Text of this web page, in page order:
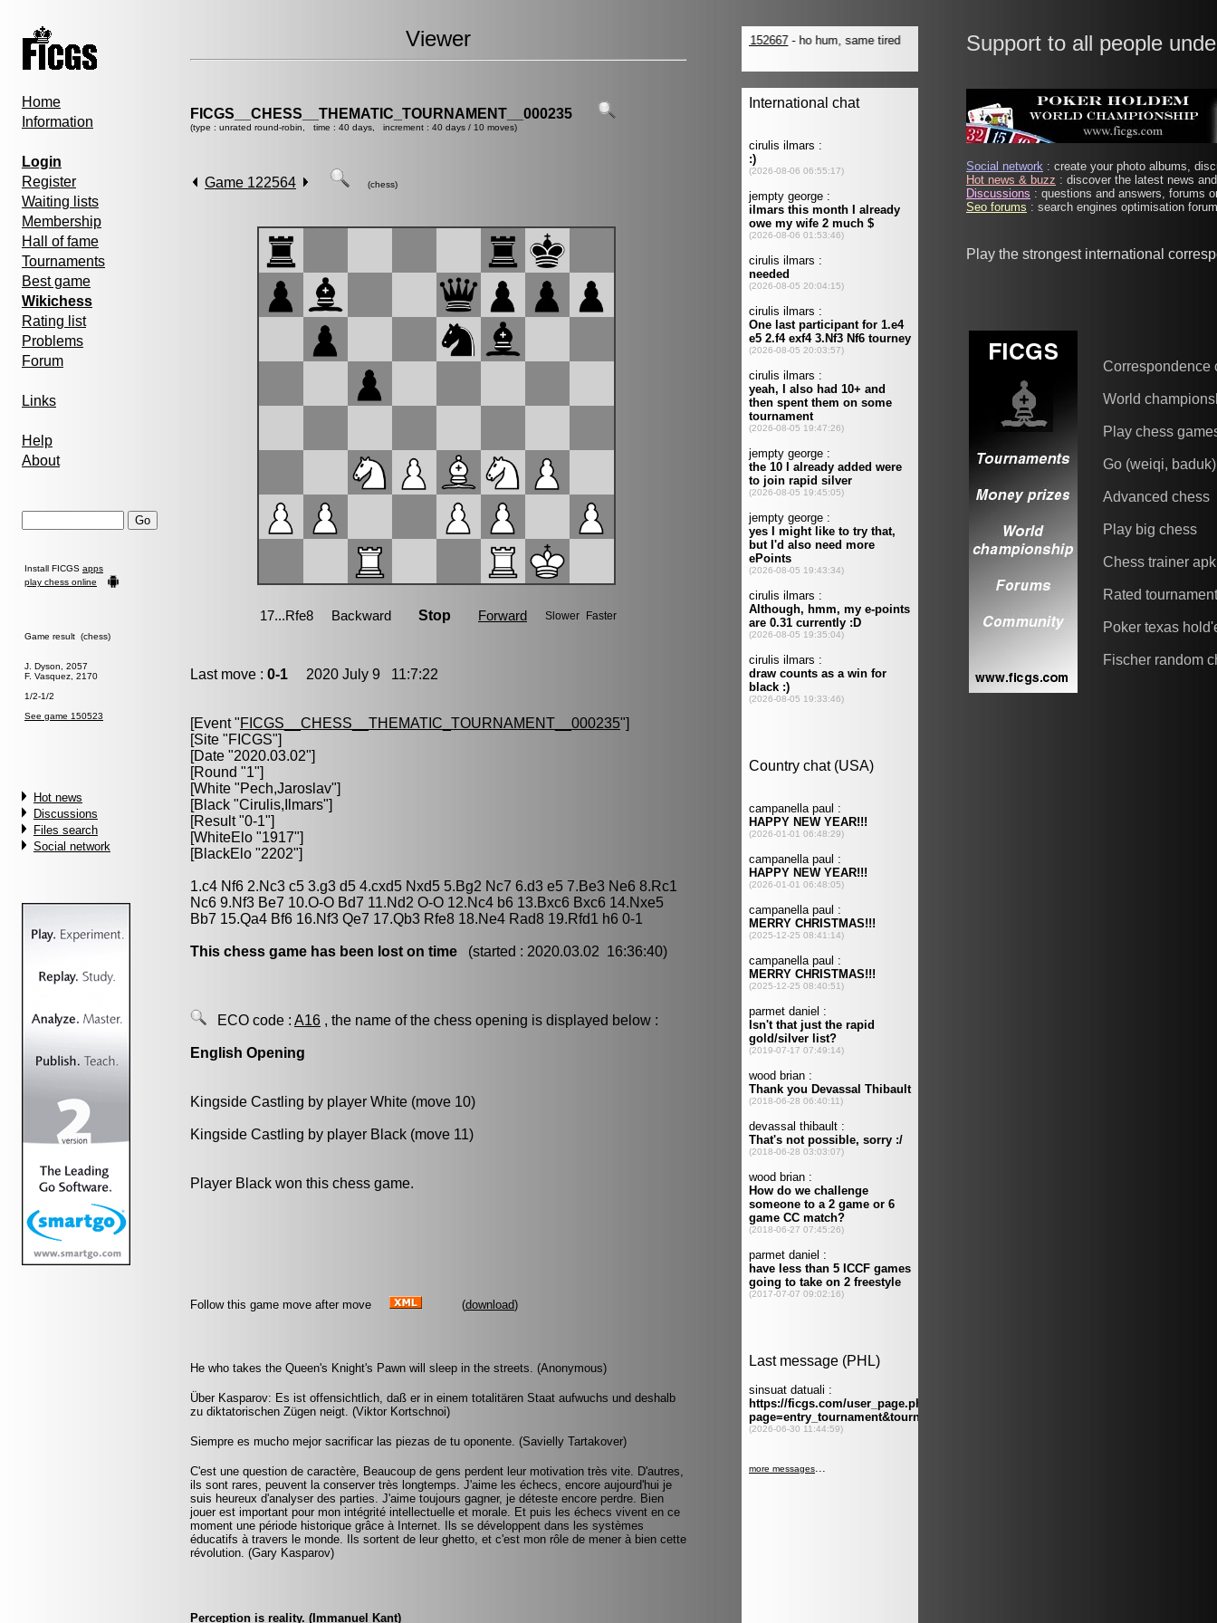
Home
Information
Login
Register
Waiting lists
Membership
Hall of fame
Tournaments
Best game
Wikichess
Rating list
Problems
Forum
Links
Help
About
Install FICGS apps
play chess online
Game result (chess)
J. Dyson, 2057
F. Vasquez, 2170
1/2-1/2
See game 150523
Hot news
Discussions
Files search
Social network
Viewer
FICGS__CHESS__THEMATIC_TOURNAMENT__000235
(type : unrated round-robin, time : 40 days, increment : 40 days / 10 moves)
Game 122564 (chess)
Last move : 0-1 2020 July 9 11:7:22
[Event "FICGS__CHESS__THEMATIC_TOURNAMENT__000235"]
[Site "FICGS"]
[Date "2020.03.02"]
[Round "1"]
[White "Pech,Jaroslav"]
[Black "Cirulis,Ilmars"]
[Result "0-1"]
[WhiteElo "1917"]
[BlackElo "2202"]
1.c4 Nf6 2.Nc3 c5 3.g3 d5 4.cxd5 Nxd5 5.Bg2 Nc7 6.d3 e5 7.Be3 Ne6 8.Rc1
Nc6 9.Nf3 Be7 10.O-O Bd7 11.Nd2 O-O 12.Nc4 b6 13.Bxc6 Bxc6 14.Nxe5
Bb7 15.Qa4 Bf6 16.Nf3 Qe7 17.Qb3 Rfe8 18.Ne4 Rad8 19.Rfd1 h6 0-1
This chess game has been lost on time (started : 2020.03.02 16:36:40)
ECO code : A16 , the name of the chess opening is displayed below :
English Opening
Kingside Castling by player White (move 10)
Kingside Castling by player Black (move 11)
Player Black won this chess game.
Follow this game move after move (download)
He who takes the Queen's Knight's Pawn will sleep in the streets. (Anonymous)
Über Kasparov: Es ist offensichtlich, daß er in einem totalitären Staat aufwuchs und deshalb
zu diktatorischen Zügen neigt. (Viktor Kortschnoi)
Siempre es mucho mejor sacrificar las piezas de tu oponente. (Savielly Tartakover)
C'est une question de caractère, Beaucoup de gens perdent leur motivation très vite. D'autres,
ils sont rares, peuvent la conserver très longtemps. J'aime les échecs, encore aujourd'hui je
suis heureux d'analyser des parties. J'aime toujours gagner, je déteste encore perdre. Bien
jouer est important pour mon intégrité intellectuelle et morale. Et puis les échecs vivent en ce
moment une période historique grâce à Internet. Ils se développent dans les systèmes
éducatifs à travers le monde. Ils sortent de leur ghetto, et c'est mon rôle de mener à bien cette
révolution. (Gary Kasparov)
Perception is reality. (Immanuel Kant)
Support to all people
Social network : create your photo albums,
Hot news & buzz : discover the latest news
Discussions : questions and answers, forums
Seo forums : search engines optimisation
Play the strongest international
Correspondence
World
Play chess
Go (weiqi, baduk)
Advanced chess
Play big chess
Chess trainer apk
Rated
Poker texas
Fischer random